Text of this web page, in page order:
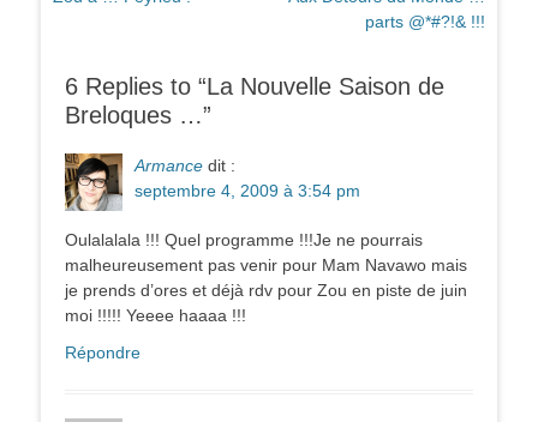
parts @*#?!& !!!
6 Replies to “La Nouvelle Saison de
Breloques …”
Armance dit :
septembre 4, 2009 à 3:54 pm
Oulalalala !!! Quel programme !!!Je ne pourrais
malheureusement pas venir pour Mam Navawo mais
je prends d’ores et déjà rdv pour Zou en piste de juin
moi !!!!! Yeeee haaaa !!!
Répondre